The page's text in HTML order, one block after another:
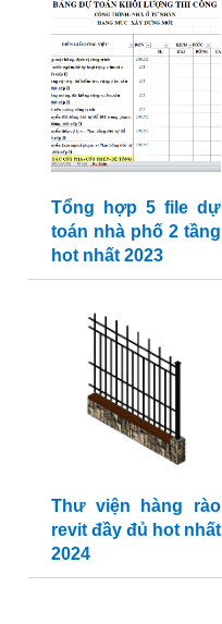
Tổng hợp 5 file dự
toán nhà phố 2 tầng
hot nhất 2023
Thư viện hàng rào
revit đầy đủ hot nhất
2024